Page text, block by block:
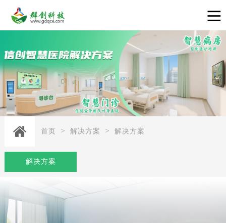
首页 > 解决方案 > 解决方案
解决方案